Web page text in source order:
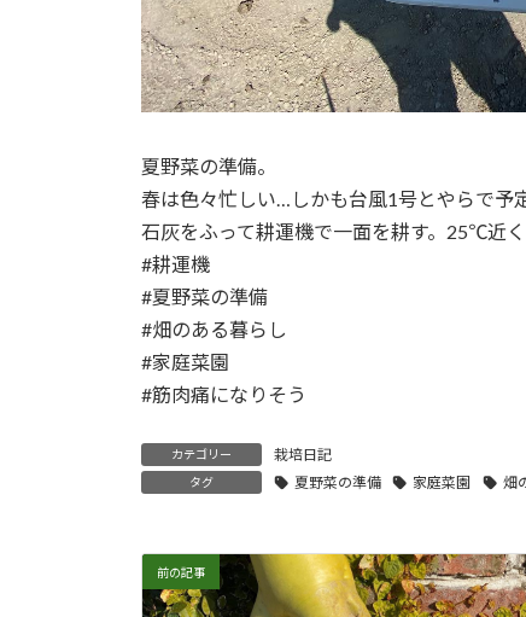
夏野菜の準備。
春は色々忙しい…しかも台風1号とやらで予
石灰をふって耕運機で一面を耕す。25℃近く
#耕運機
#夏野菜の準備
#畑のある暮らし
#家庭菜園
#筋肉痛になりそう
カテゴリー 栽培日記
タグ 夏野菜の準備 家庭菜園 畑
前の記事